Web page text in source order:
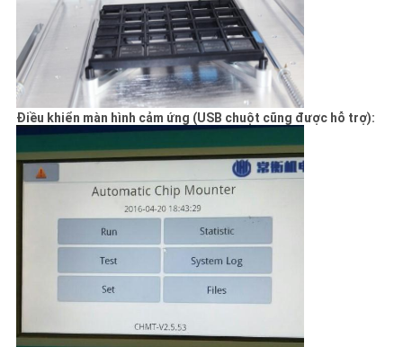
Điều khiển màn hình cảm ứng (USB chuột cũng được hỗ trợ):